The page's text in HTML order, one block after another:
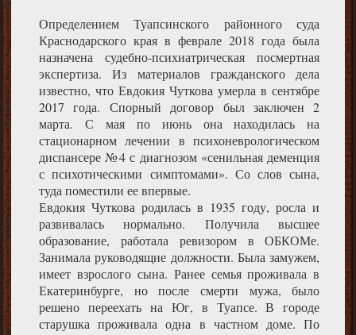
Определением Туапсинского районного суда
Краснодарского края в феврале 2018 года была
назначена судебно-психиатрическая посмертная
экспертиза. Из материалов гражданского дела
известно, что Евдокия Чуткова умерла в сентябре
2017 года. Спорный договор был заключен 2
марта. С мая по июнь она находилась на
стационарном лечении в психоневрологическом
диспансере №4 с диагнозом «сенильная деменция
с психотическими симптомами». Со слов сына,
туда поместили ее впервые.
Евдокия Чуткова родилась в 1935 году, росла и
развивалась нормально. Получила высшее
образование, работала ревизором в ОБКОМе.
Занимала руководящие должности. Была замужем,
имеет взрослого сына. Ранее семья проживала в
Екатеринбурге, но после смерти мужа, было
решено переехать на Юг, в Туапсе. В городе
старушка проживала одна в частном доме. По